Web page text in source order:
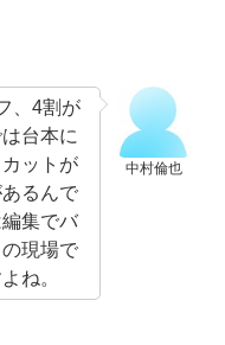
中村倫也
、4割が
台本に
ットが
るんで
集でバ
現場で
ね。